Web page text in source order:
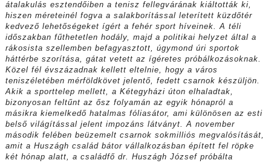
átalakulás esztendőiben a tenisz fellegvárának kiáltották ki,
hiszen méreteinél fogva a salakborítással leterített küzdőtér
kedvező lehetőségeket ígért a fehér sport híveinek. A téli
időszakban fűthetetlen hodály, majd a politikai helyzet által a
rákosista szellemben befagyasztott, úgymond úri sportok
háttérbe szorítása, gátat vetett az ígéretes próbálkozásoknak.
Közel fél évszázadnak kellett eltelnie, hogy a város
teniszéletében mérföldkövet jelentő, fedett csarnok készüljön.
Akik a sporttelep mellett, a Kétegyházi úton elhaladtak,
bizonyosan feltűnt az ősz folyamán az egyik hónapról a
másikra kiemelkedő hatalmas fóliasátor, ami különösen az esti
belső világítással jelent impozáns látványt. A november
második felében beüzemelt csarnok sokmilliós megvalósítását,
amit a Huszágh család bátor vállalkozásban épített fel röpke
két hónap alatt, a családfő dr. Huszágh József próbálta